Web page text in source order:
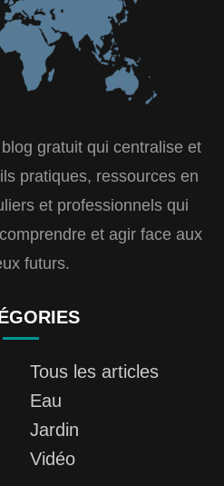
gratuit qui centralise et
pratiques, ressources en
et professionnels qui
et agir face aux
futurs.
Tous les articles
Eau
Jardin
Vidéo